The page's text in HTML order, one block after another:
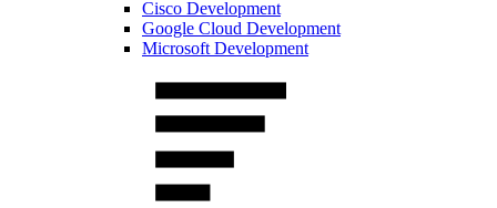
Cisco Development
Google Cloud Development
Microsoft Development